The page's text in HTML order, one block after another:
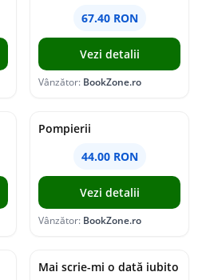
67.40 RON
Vezi detalii
Vânzător: BookZone.ro
Pompierii
44.00 RON
Vezi detalii
Vânzător: BookZone.ro
Mai scrie-mi o dată iubito